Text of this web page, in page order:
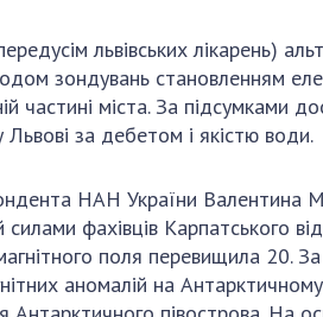
львівських лікарень)
зондувань становленням
частині міста. За
за дебетом і якістю води.
НАН України Валентина
фахівців Карпатського
поля перевищила 20.
аномалій на